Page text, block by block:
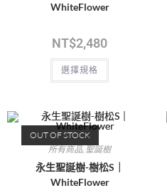
WhiteFlower
NT$2,480
選擇規格
OUT OF STOCK
所有商品, 聖誕樹
永生聖誕樹-樹松S｜
WhiteFlower